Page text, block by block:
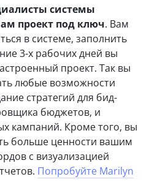
системы
проект под ключ. Вам
в системе, заполнить
3-х рабочих дней вы
проект. Так вы
любые возможности
стратегий для бид-
бюджетов, и
кампаний. Кроме того, вы
больше ценности вашим
с визуализацией
Попробуйте Marilyn